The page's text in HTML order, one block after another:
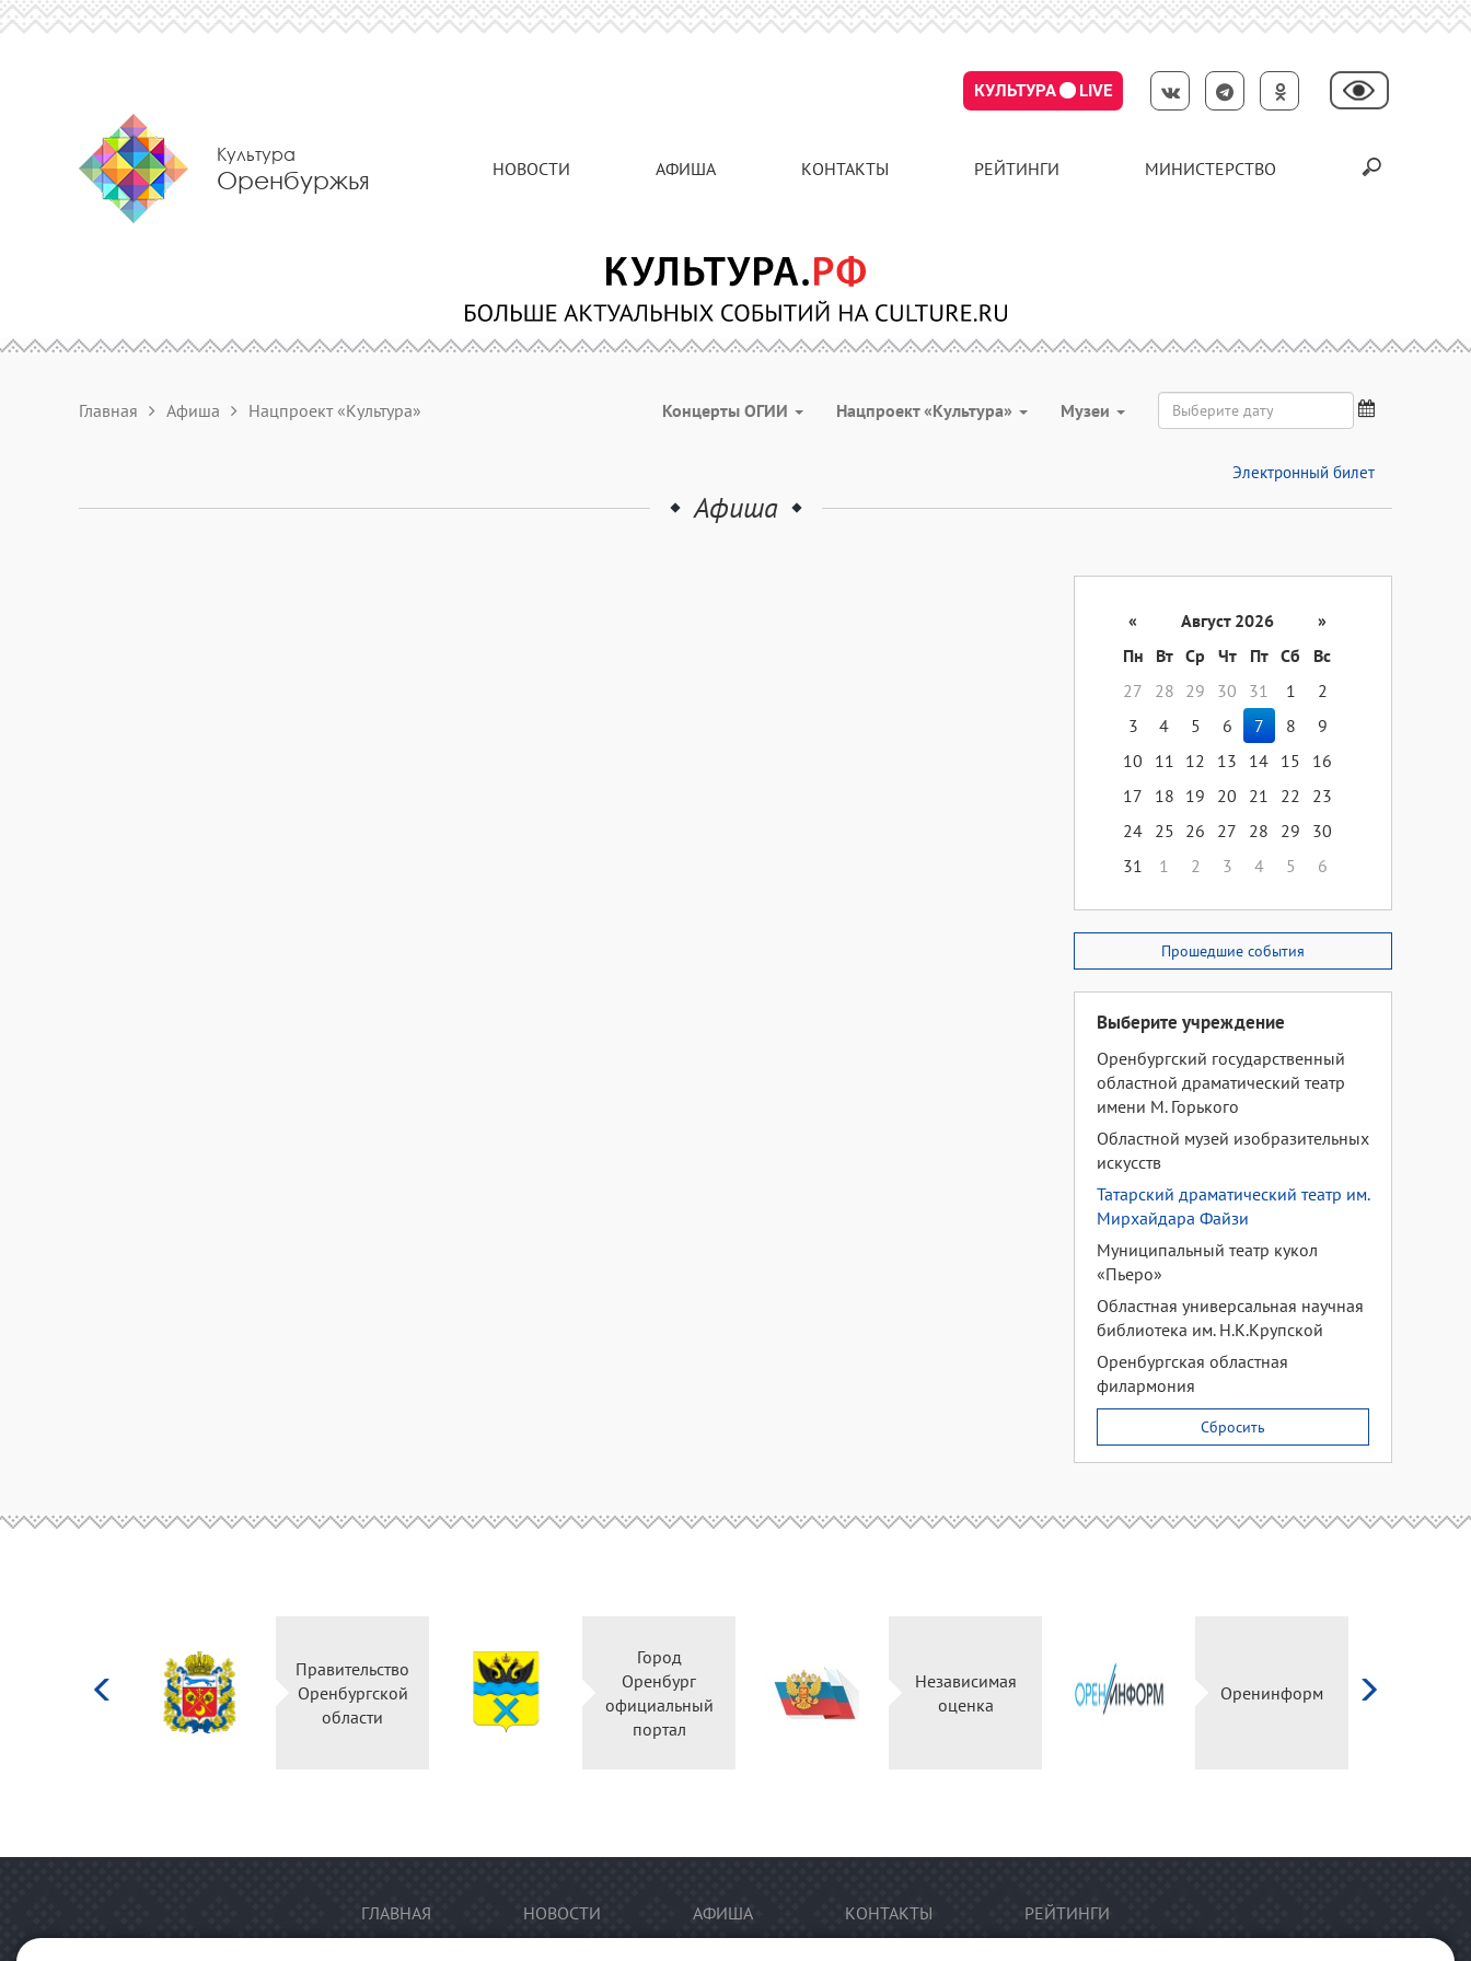
КУЛЬТУРА LIVE
Культура
Оренбуржья НОВОСТИ АФИША КОНТАКТЫ РЕЙТИНГИ МИНИСТЕРСТВО
Главная Афиша Нацпроект «Культура» Концерты ОГИИ Нацпроект «Культура» Музеи
Электронный билет
Афиша
« Август 2026
»
Пн
Вт Ср Чт Пт Сб
Вс
27
28 29 30 31 1
2
3
4 5 6 7 8
9
10
11 12 13 14 15
16
17
18 19 20 21 22
23
24 25 26 27 28 29
30
31
1 2 3 4 5 6
Прошедшие события
Выберите учреждение
Оренбургский государственный
областной драматический театр
имени М. Горького
Областной музей изобразительных
искусств
Татарский драматический театр им.
Мирхайдара Файзи
Муниципальный театр кукол
«Пьеро»
Областная универсальная научная
библиотека им. Н.К.Крупской
Оренбургская областная
филармония
Сбросить
Правительство
Оренбургской
области
Город
Оренбург
официальный
портал
Независимая
оценка
Оренинформ
ГЛАВНАЯ НОВОСТИ АФИША КОНТАКТЫ РЕЙТИНГИ